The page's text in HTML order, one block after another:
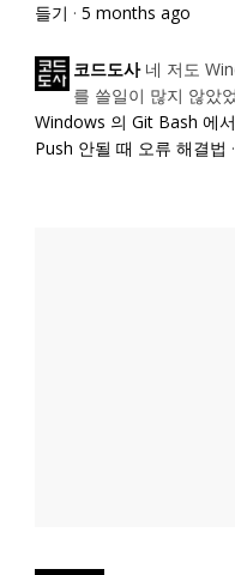
들기 · 5 months ago
코드도사 네 저도
를 쓸일이 많지 않았
Windows 의 Git Bash 에
Push 안될 때 오류 해결법 ·